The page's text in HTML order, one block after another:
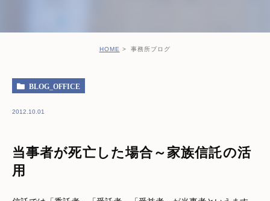
HOME 事務所ブログ
BLOG_OFFICE
2012.10.01
当事者が死亡した場合～家族信託の活
用